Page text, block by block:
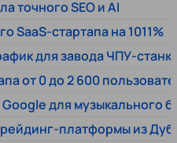
точного SEO и AI
SaaS-стартапа на 1011%
для завода ЧПУ-
от 0 до 2 600
для музыкального
платформы из